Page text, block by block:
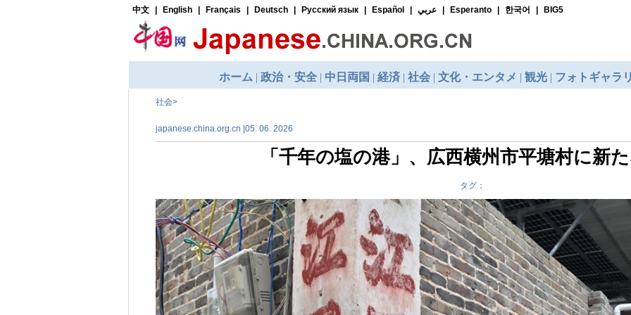
社会>
japanese.china.org.cn |05. 06. 2026
「千年の塩の港」、広西横州市平塘村に新
タグ：